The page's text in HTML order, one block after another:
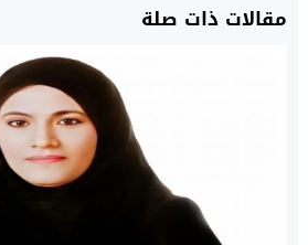
مقالات ذات صلة